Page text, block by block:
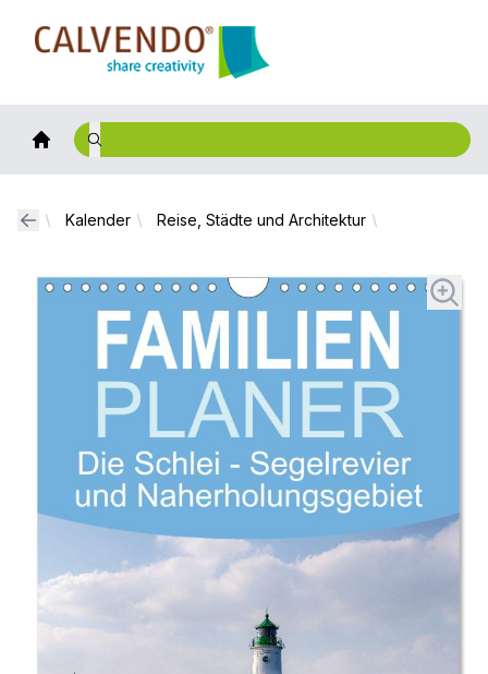
Calvendo
Kalender Reise, Städte und Architektur